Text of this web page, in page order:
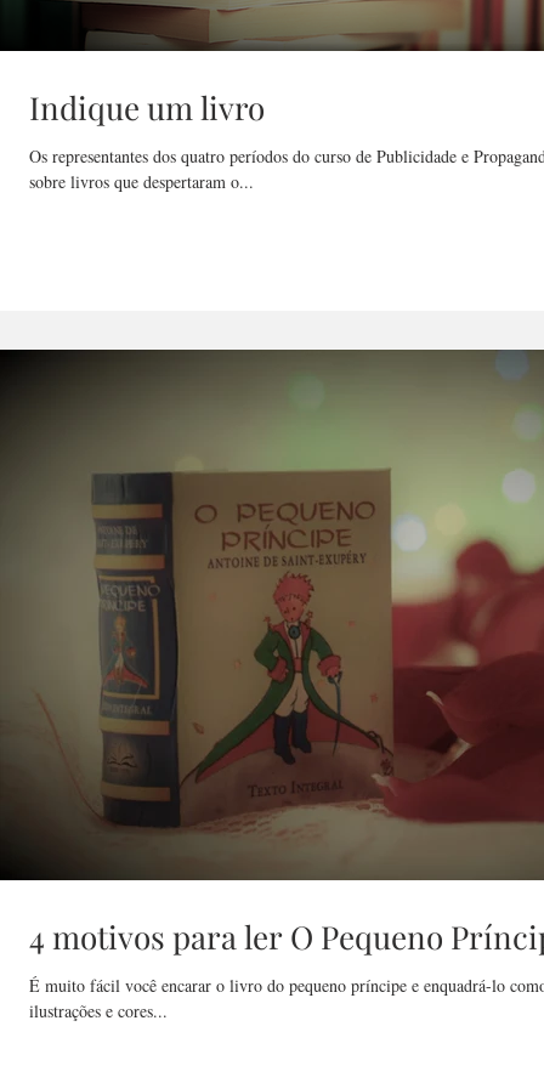
Indique um livro
Os representantes dos quatro períodos do curso de Publicidade e
sobre livros que despertaram o...
4 motivos para ler O Pequeno
É muito fácil você encarar o livro do pequeno príncipe e enquadrá-lo
ilustrações e cores...